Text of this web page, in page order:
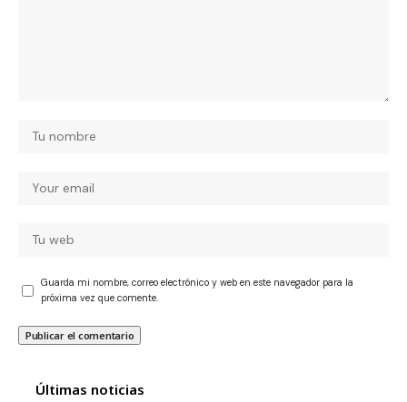
Guarda mi nombre, correo electrónico y web en este navegador para la
próxima vez que comente.
Últimas noticias